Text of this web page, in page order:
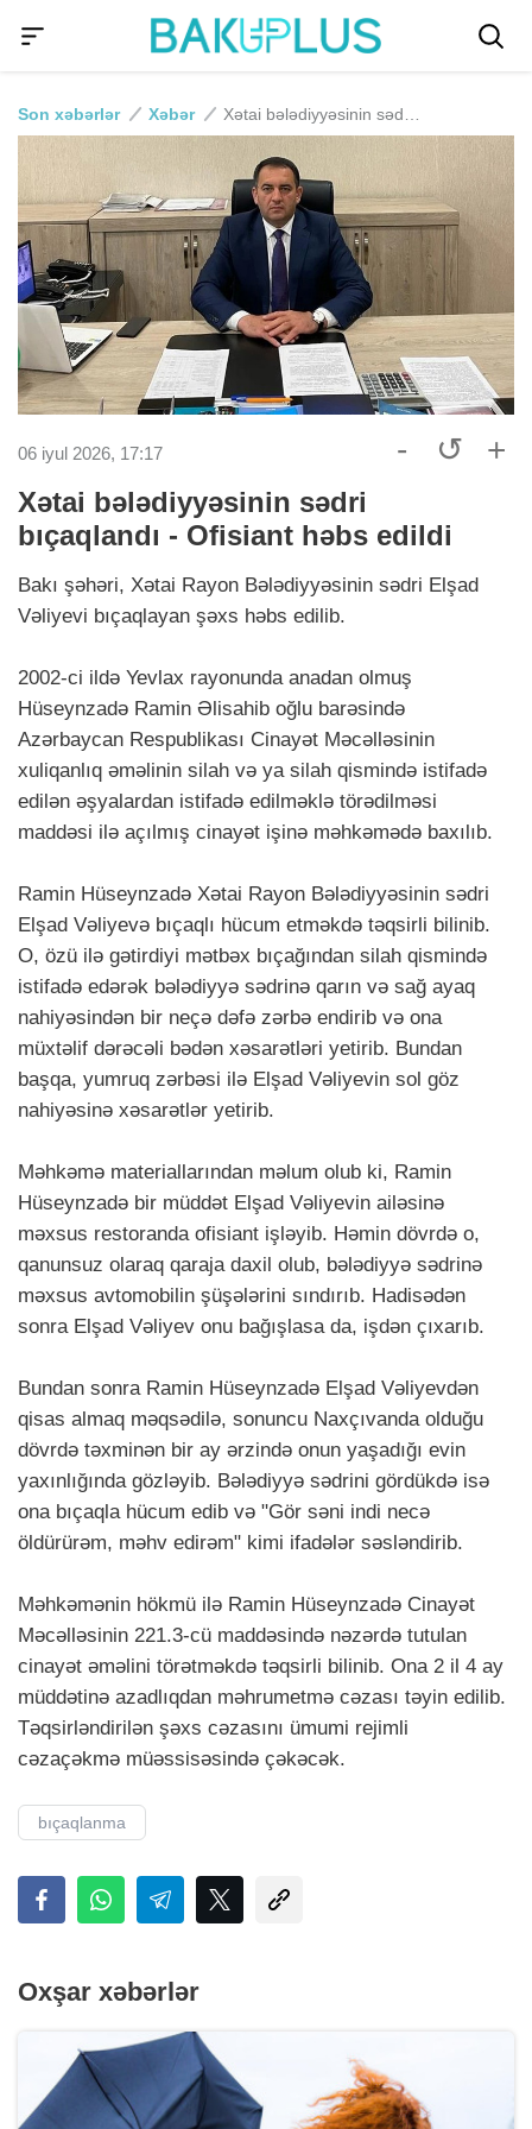
Son xəbərlər Xəbər
06 iyul 2026, 17:17 - ↺ +
Xətai bələdiyyəsinin sədri
bıçaqlandı - Ofisiant həbs edildi
Bakı şəhəri, Xətai Rayon Bələdiyyəsinin sədri Elşad
Vəliyevi bıçaqlayan şəxs həbs edilib.
2002-ci ildə Yevlax rayonunda anadan olmuş
Hüseynzadə Ramin Əlisahib oğlu barəsində
Azərbaycan Respublikası Cinayət Məcəlləsinin
xuliqanlıq əməlinin silah və ya silah qismində istifadə
edilən əşyalardan istifadə edilməklə törədilməsi
maddəsi ilə açılmış cinayət işinə məhkəmədə baxılıb.
Ramin Hüseynzadə Xətai Rayon Bələdiyyəsinin sədri
Elşad Vəliyevə bıçaqlı hücum etməkdə təqsirli bilinib.
O, özü ilə gətirdiyi mətbəx bıçağından silah qismində
istifadə edərək bələdiyyə sədrinə qarın və sağ ayaq
nahiyəsindən bir neçə dəfə zərbə endirib və ona
müxtəlif dərəcəli bədən xəsarətləri yetirib. Bundan
başqa, yumruq zərbəsi ilə Elşad Vəliyevin sol göz
nahiyəsinə xəsarətlər yetirib.
Məhkəmə materiallarından məlum olub ki, Ramin
Hüseynzadə bir müddət Elşad Vəliyevin ailəsinə
məxsus restoranda ofisiant işləyib. Həmin dövrdə o,
qanunsuz olaraq qaraja daxil olub, bələdiyyə sədrinə
məxsus avtomobilin şüşələrini sındırıb. Hadisədən
sonra Elşad Vəliyev onu bağışlasa da, işdən çıxarıb.
Bundan sonra Ramin Hüseynzadə Elşad Vəliyevdən
qisas almaq məqsədilə, sonuncu Naxçıvanda olduğu
dövrdə təxminən bir ay ərzində onun yaşadığı evin
yaxınlığında gözləyib. Bələdiyyə sədrini gördükdə isə
ona bıçaqla hücum edib və "Gör səni indi necə
öldürürəm, məhv edirəm" kimi ifadələr səsləndirib.
Məhkəmənin hökmü ilə Ramin Hüseynzadə Cinayət
Məcəlləsinin 221.3-cü maddəsində nəzərdə tutulan
cinayət əməlini törətməkdə təqsirli bilinib. Ona 2 il 4 ay
müddətinə azadlıqdan məhrumetmə cəzası təyin edilib.
Təqsirləndirilən şəxs cəzasını ümumi rejimli
cəzaçəkmə müəssisəsində çəkəcək.
bıçaqlanma
Oxşar xəbərlər